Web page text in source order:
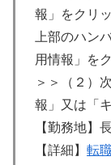
報」をクリ
上部のハン
用情報」を
＞＞（２）
報」又は「
【勤務地】
【詳細】 転